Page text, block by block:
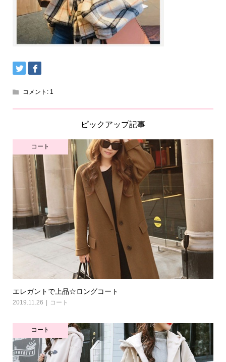
コメント: 1
ピックアップ記事
コート
エレガントで上品☆ロングコート
2019.11.26 コート
コート